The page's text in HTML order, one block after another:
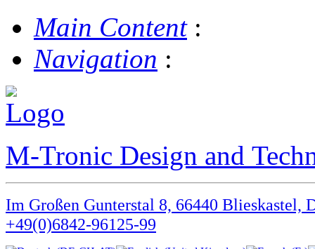
Main Content:
Navigation :
M-Tronic Design and
Im Großen Gunterstal 8, 66440 Blieskastel,
+49(0)6842-96125-99